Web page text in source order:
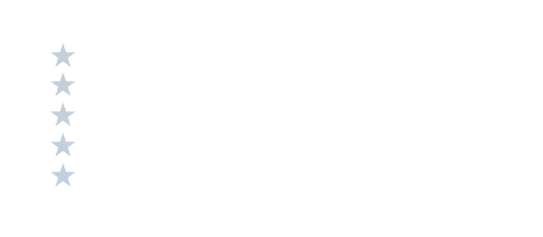
Valuta 5 stelle su 5
Valuta 4 stelle su 5
Valuta 3 stelle su 5
Valuta 2 stelle su 5